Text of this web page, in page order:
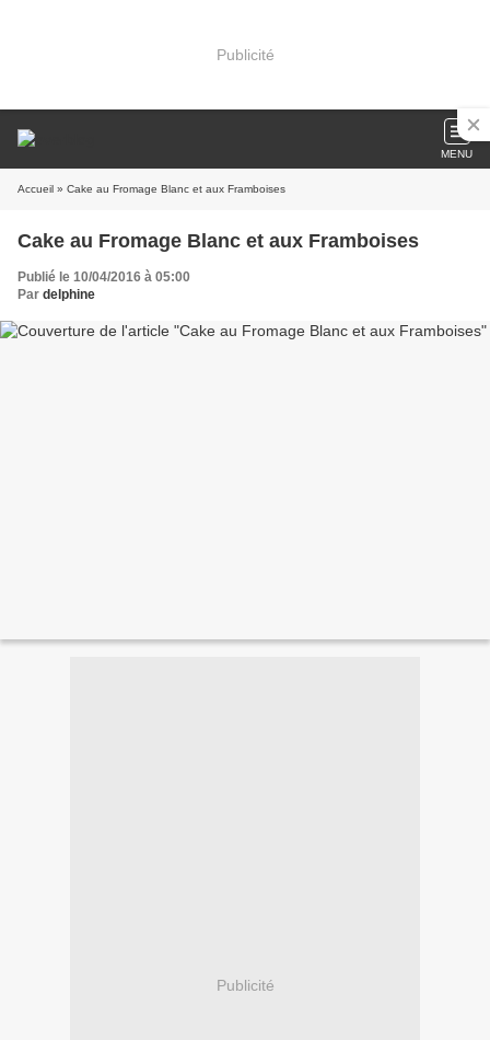
Publicité
MENU
Accueil » Cake au Fromage Blanc et aux Framboises
Cake au Fromage Blanc et aux Framboises
Publié le 10/04/2016 à 05:00
Par delphine
Publicité